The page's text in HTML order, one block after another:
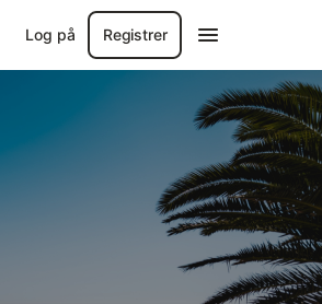
Log på Registrer